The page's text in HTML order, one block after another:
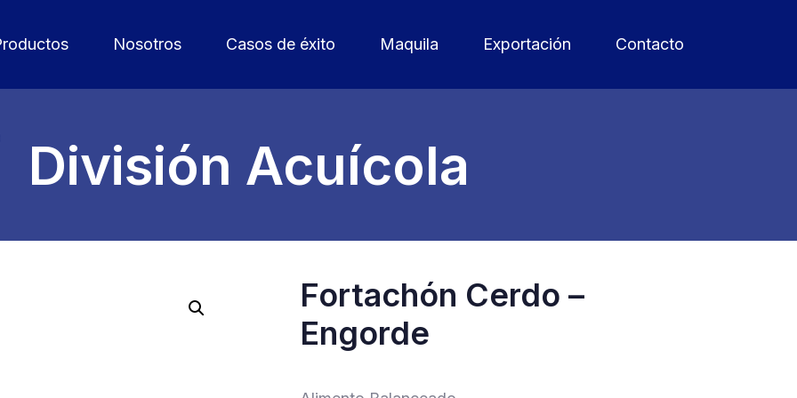
Nosotros Casos de éxito Maquila Exportación Contacto
División Acuícola
Fortachón Cerdo –
Engorde